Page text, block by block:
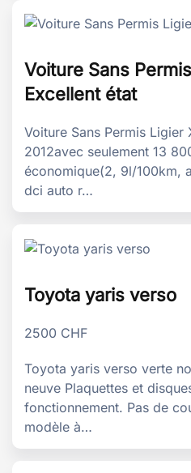
Voiture Sans
Excellent état
Voiture Sans Permis Ligier
2012avec seulement 13
économique(2, 9l/100km,
dci auto r…
Toyota yaris verso
2500 CHF
Toyota yaris verso verte
neuve Plaquettes et
fonctionnement. Pas de
modèle à…